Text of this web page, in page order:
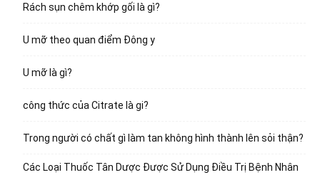
Rách sụn chêm khớp gối là gì?
U mỡ theo quan điểm Đông y
U mỡ là gì?
công thức của Citrate là gi?
Trong người có chất gì làm tan không hình thành lên sỏi thận?
Các Loại Thuốc Tân Dược Được Sử Dụng Điều Trị Bệnh Nhân